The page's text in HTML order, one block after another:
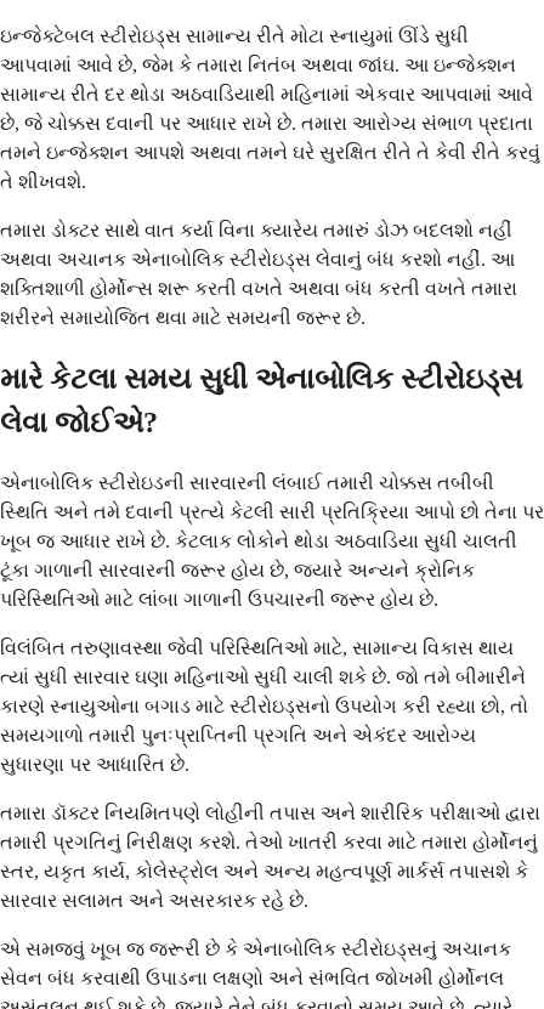
ઇન્જેક્ટેબલ સ્ટીરોઇડ્સ સામાન્ય રીતે મોટા સ્નાયુમાં ઊંડે સુધી
આપવામાં આવે છે, જેમ કે તમારા નિતંબ અથવા જાંઘ. આ ઇન્જેક્શન
સામાન્ય રીતે દર થોડા અઠવાડિયાથી મહિનામાં એકવાર આપવામાં આવે
છે, જે ચોક્કસ દવાની પર આધાર રાખે છે. તમારા આરોગ્ય સંભાળ પ્રદાતા
તમને ઇન્જેક્શન આપશે અથવા તમને ઘરે સુરક્ષિત રીતે તે કેવી રીતે કરવું
તે શીખવશે.
તમારા ડોક્ટર સાથે વાત કર્યા વિના ક્યારેય તમારું ડોઝ બદલશો નહીં
અથવા અચાનક એનાબોલિક સ્ટીરોઇડ્સ લેવાનું બંધ કરશો નહીં. આ
શક્તિશાળી હોર્મોન્સ શરૂ કરતી વખતે અથવા બંધ કરતી વખતે તમારા
શરીરને સમાયોજિત થવા માટે સમયની જરૂર છે.
મારે કેટલા સમય સુધી એનાબોલિક સ્ટીરોઇડ્સ
લેવા જોઈએ?
એનાબોલિક સ્ટીરોઇડની સારવારની લંબાઈ તમારી ચોક્કસ તબીબી
સ્થિતિ અને તમે દવાની પ્રત્યે કેટલી સારી પ્રતિક્રિયા આપો છો તેના પર
ખૂબ જ આધાર રાખે છે. કેટલાક લોકોને થોડા અઠવાડિયા સુધી ચાલતી
ટૂંકા ગાળાની સારવારની જરૂર હોય છે, જ્યારે અન્યને ક્રોનિક
પરિસ્થિતિઓ માટે લાંબા ગાળાની ઉપચારની જરૂર હોય છે.
વિલંબિત તરુણાવસ્થા જેવી પરિસ્થિતિઓ માટે, સામાન્ય વિકાસ થાય
ત્યાં સુધી સારવાર ઘણા મહિનાઓ સુધી ચાલી શકે છે. જો તમે બીમારીને
કારણે સ્નાયુઓના બગાડ માટે સ્ટીરોઇડ્સનો ઉપયોગ કરી રહ્યા છો, તો
સમયગાળો તમારી પુનઃપ્રાપ્તિની પ્રગતિ અને એકંદર આરોગ્ય
સુધારણા પર આધારિત છે.
તમારા ડૉક્ટર નિયમિતપણે લોહીની તપાસ અને શારીરિક પરીક્ષાઓ દ્વારા
તમારી પ્રગતિનું નિરીક્ષણ કરશે. તેઓ ખાતરી કરવા માટે તમારા હોર્મોનનું
સ્તર, યકૃત કાર્ય, કોલેસ્ટ્રોલ અને અન્ય મહત્વપૂર્ણ માર્કર્સ તપાસશે કે
સારવાર સલામત અને અસરકારક રહે છે.
એ સમજવું ખૂબ જ જરૂરી છે કે એનાબોલિક સ્ટીરોઇડ્સનું અચાનક
સેવન બંધ કરવાથી ઉપાડના લક્ષણો અને સંભવિત જોખમી હોર્મોનલ